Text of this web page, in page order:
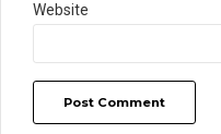
Website
Post Comment